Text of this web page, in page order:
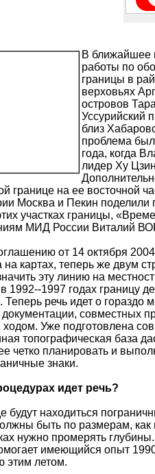
В ближайшее
работы по
границы в
верховьях
островов
Уссурийский
близ
проблема
года, когда
лидер Ху
границе на ее восточной
Москва и Пекин
участках границы,
МИД России Виталий
от 14 октября
картах, теперь же двум
эту линию на
1992--1997 годах границу
Теперь речь идет о гораздо
совместных
Уже подготовлена
топографическая база
четко планировать и
знаки.
идет речь?
будут находиться
быть по размерам, как
нужно промерять
имеющийся опыт
этим летом.